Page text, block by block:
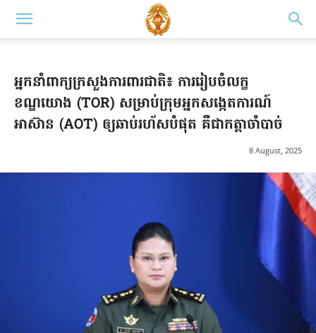
អ្នកនាំពាក្យក្រសួងការពារជាតិ៖ ការរៀបចំលក្ខ
ខណ្ឌយោង (TOR) សម្រាប់ក្រុមអ្នកសង្កេតការណ៍
អាស៊ាន (AOT) ឲ្យឆាប់រហ័សបំផុត គឺជាកត្តាចាំបាច់
8 August, 2025